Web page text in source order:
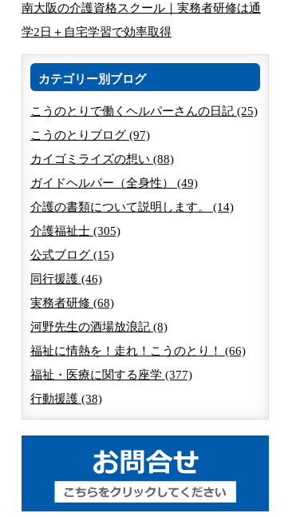
南大阪の介護資格スクール｜実務者研修は通
学2日＋自宅学習で効率取得
カテゴリー別ブログ
こうのとりで働くヘルパーさんの日記 (25)
こうのとりブログ (97)
カイゴミライズの想い (88)
ガイドヘルパー（全身性） (49)
介護の書類について説明します。 (14)
介護福祉士 (305)
公式ブログ (15)
同行援護 (46)
実務者研修 (68)
河野先生の酒場放浪記 (8)
福祉に情熱を！走れ！こうのとり！ (66)
福祉・医療に関する座学 (377)
行動援護 (38)